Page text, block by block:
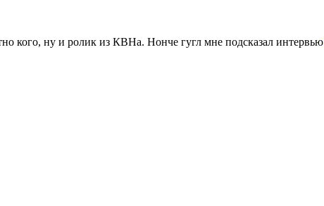
кого, ну и ролик из КВНа. Нонче гугл мне подсказал интервью